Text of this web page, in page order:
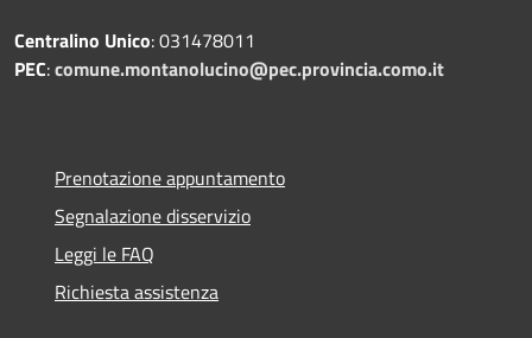
Centralino Unico: 031478011
PEC:comune.montanolucino@pec.provincia.como.it
Prenotazione appuntamento
Segnalazione disservizio
Leggi le FAQ
Richiesta assistenza